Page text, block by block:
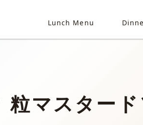
Lunch Menu
粒マスター